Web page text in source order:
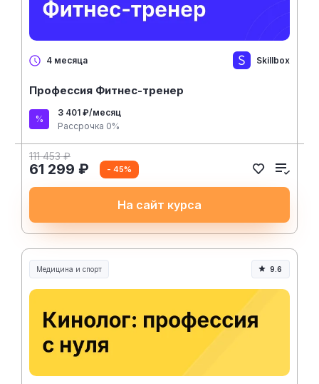
4 месяца Skillbox
Профессия Фитнес-тренер
3 401 ₽/месяц
Рассрочка 0%
111 453 ₽
61 299 ₽ - 45%
На сайт курса
Медицина и спорт
Медицина, спорт и здоровье
9.6